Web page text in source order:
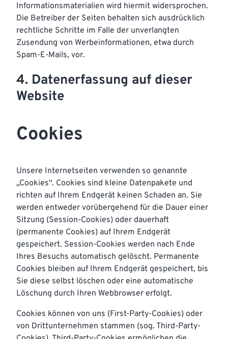
Informationsmaterialien wird hiermit widersprochen.
Die Betreiber der Seiten behalten sich ausdrücklich
rechtliche Schritte im Falle der unverlangten
Zusendung von Werbeinformationen, etwa durch
Spam-E-Mails, vor.
4. Datenerfassung auf dieser
Website
Cookies
Unsere Internetseiten verwenden so genannte
„Cookies“. Cookies sind kleine Datenpakete und
richten auf Ihrem Endgerät keinen Schaden an. Sie
werden entweder vorübergehend für die Dauer einer
Sitzung (Session-Cookies) oder dauerhaft
(permanente Cookies) auf Ihrem Endgerät
gespeichert. Session-Cookies werden nach Ende
Ihres Besuchs automatisch gelöscht. Permanente
Cookies bleiben auf Ihrem Endgerät gespeichert, bis
Sie diese selbst löschen oder eine automatische
Löschung durch Ihren Webbrowser erfolgt.
Cookies können von uns (First-Party-Cookies) oder
von Drittunternehmen stammen (sog. Third-Party-